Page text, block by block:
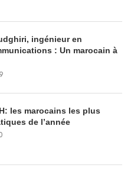
ingénieur en
: Un marocain à
les marocains les plus
de l’année